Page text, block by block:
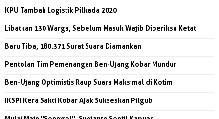
KPU Tambah Logistik Pilkada 2020
Libatkan 130 Warga, Sebelum Masuk Wajib Diperiksa Ketat
Baru Tiba, 180.371 Surat Suara Diamankan
Pentolan Tim Pemenangan Ben-Ujang Kobar Mundur
Ben-Ujang Optimistis Raup Suara Maksimal di Kotim
IKSPI Kera Sakti Kobar Ajak Sukseskan Pilgub